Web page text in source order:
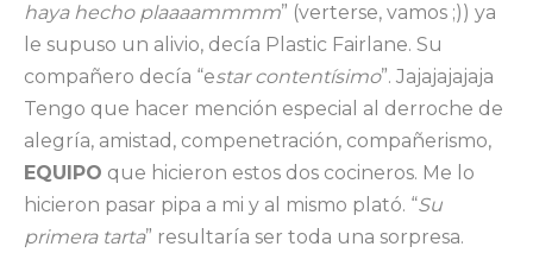
haya hecho plaaaammmm” (verterse, vamos ;)) ya
le supuso un alivio, decía Plastic Fairlane. Su
compañero decía “estar contentísimo”. Jajajajajaja
Tengo que hacer mención especial al derroche de
alegría, amistad, compenetración, compañerismo,
EQUIPO que hicieron estos dos cocineros. Me lo
hicieron pasar pipa a mi y al mismo plató. “Su
primera tarta” resultaría ser toda una sorpresa.